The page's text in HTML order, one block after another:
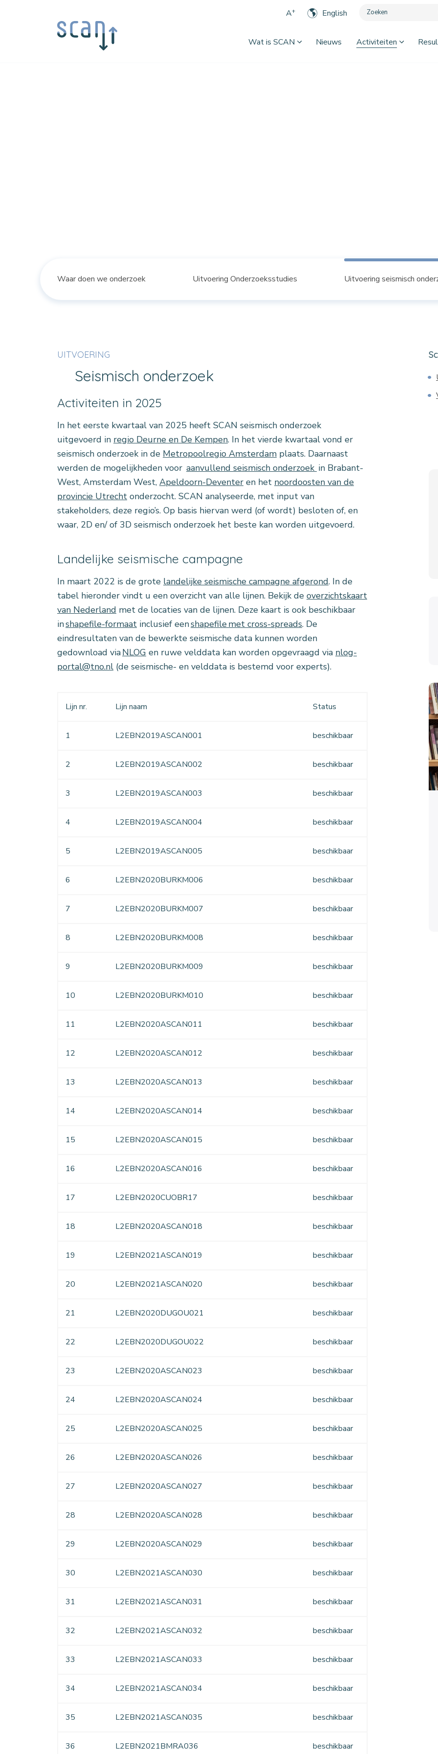
Waar doen we onderzoek Uitvoering Onderzoeksstudies Uitvoering seismisch
UITVOERING
Seismisch onderzoek
Activiteiten in 2025
In het eerste kwartaal van 2025 heeft SCAN seismisch onderzoek
uitgevoerd in regio Deurne en De Kempen. In het vierde kwartaal vond er
seismisch onderzoek in de Metropoolregio Amsterdam plaats. Daarnaast
werden de mogelijkheden voor aanvullend seismisch onderzoekin Brabant-
West, Amsterdam West, Apeldoorn-Deventer en het noordoosten van de
provincie Utrecht onderzocht. SCAN analyseerde, met input van
stakeholders, deze regio’s. Op basis hiervan werd (of wordt) besloten of, en
waar, 2D en/ of 3D seismisch onderzoek het beste kan worden uitgevoerd.
Landelijke seismische campagne
In maart 2022 is de grote landelijke seismische campagne afgerond. In de
tabel hieronder vindt u een overzicht van alle lijnen. Bekijk de overzichtskaart
van Nederland met de locaties van de lijnen. Deze kaart is ook beschikbaar
inshapefile-formaat inclusief eenshapefile met cross-spreads. De
eindresultaten van de bewerkte seismische data kunnen worden
gedownload viaNLOG en ruwe velddata kan worden opgevraagd via nlog-
portal@tno.nl (de seismische- en velddata is bestemd voor experts).
Lijn nr. Lijn naam Status
1 L2EBN2019ASCAN001 beschikbaar
2 L2EBN2019ASCAN002 beschikbaar
3 L2EBN2019ASCAN003 beschikbaar
4 L2EBN2019ASCAN004 beschikbaar
5 L2EBN2019ASCAN005 beschikbaar
6 L2EBN2020BURKM006 beschikbaar
7 L2EBN2020BURKM007 beschikbaar
8 L2EBN2020BURKM008 beschikbaar
9 L2EBN2020BURKM009 beschikbaar
10 L2EBN2020BURKM010 beschikbaar
11 L2EBN2020ASCAN011 beschikbaar
12 L2EBN2020ASCAN012 beschikbaar
13 L2EBN2020ASCAN013 beschikbaar
14 L2EBN2020ASCAN014 beschikbaar
15 L2EBN2020ASCAN015 beschikbaar
16 L2EBN2020ASCAN016 beschikbaar
17 L2EBN2020CUOBR17 beschikbaar
18 L2EBN2020ASCAN018 beschikbaar
19 L2EBN2021ASCAN019 beschikbaar
20 L2EBN2021ASCAN020 beschikbaar
21 L2EBN2020DUGOU021 beschikbaar
22 L2EBN2020DUGOU022 beschikbaar
23 L2EBN2020ASCAN023 beschikbaar
24 L2EBN2020ASCAN024 beschikbaar
25 L2EBN2020ASCAN025 beschikbaar
26 L2EBN2020ASCAN026 beschikbaar
27 L2EBN2020ASCAN027 beschikbaar
28 L2EBN2020ASCAN028 beschikbaar
29 L2EBN2020ASCAN029 beschikbaar
30 L2EBN2021ASCAN030 beschikbaar
31 L2EBN2021ASCAN031 beschikbaar
32 L2EBN2021ASCAN032 beschikbaar
33 L2EBN2021ASCAN033 beschikbaar
34 L2EBN2021ASCAN034 beschikbaar
35 L2EBN2021ASCAN035 beschikbaar
36 L2EBN2021BMRA036 beschikbaar